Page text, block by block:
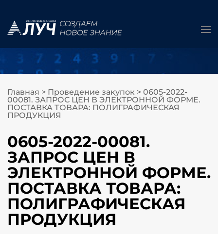
Главная > Проведение закупок > 0605-2022-
00081. ЗАПРОС ЦЕН В ЭЛЕКТРОННОЙ ФОРМЕ.
ПОСТАВКА ТОВАРА: ПОЛИГРАФИЧЕСКАЯ
ПРОДУКЦИЯ
0605-2022-00081.
ЗАПРОС ЦЕН В
ЭЛЕКТРОННОЙ ФОРМЕ.
ПОСТАВКА ТОВАРА:
ПОЛИГРАФИЧЕСКАЯ
ПРОДУКЦИЯ